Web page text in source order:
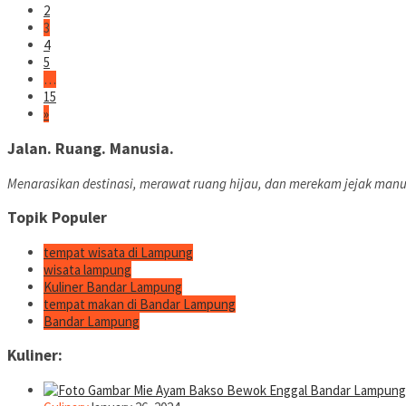
2
3
4
5
…
15
»
Jalan. Ruang. Manusia.
Menarasikan destinasi, merawat ruang hijau, dan merekam jejak
Topik Populer
tempat wisata di Lampung
wisata lampung
Kuliner Bandar Lampung
tempat makan di Bandar Lampung
Bandar Lampung
Kuliner: